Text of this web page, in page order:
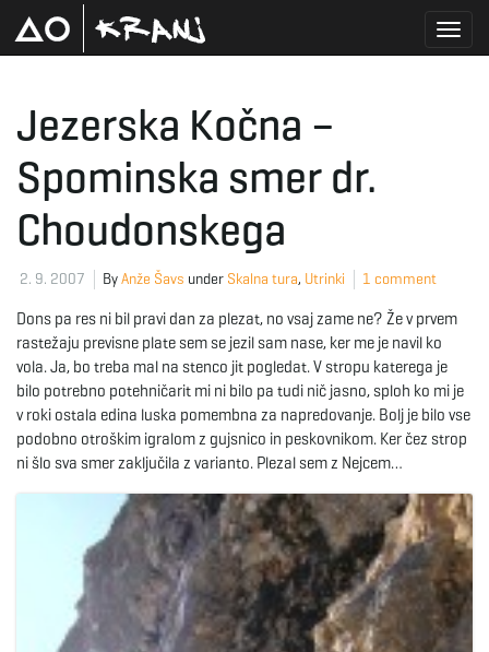
l
e
n
Jezerska Kočna –
Spominska smer dr.
Choudonskega
2. 9. 2007 ByAnže Šavs under Skalna tura, Utrinki 1 comment
Dons pa res ni bil pravi dan za plezat, no vsaj zame ne? Že v prvem
rastežaju previsne plate sem se jezil sam nase, ker me je navil ko
vola. Ja, bo treba mal na stenco jit pogledat. V stropu katerega je
bilo potrebno potehničarit mi ni bilo pa tudi nič jasno, sploh ko mi je
v roki ostala edina luska pomembna za napredovanje. Bolj je bilo vse
podobno otroškim igralom z gujsnico in peskovnikom. Ker čez strop
ni šlo sva smer zaključila z varianto. Plezal sem z Nejcem…